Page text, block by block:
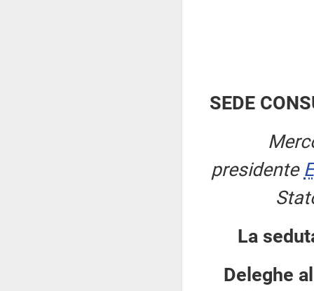
SEDE
presidente
La
Deleghe